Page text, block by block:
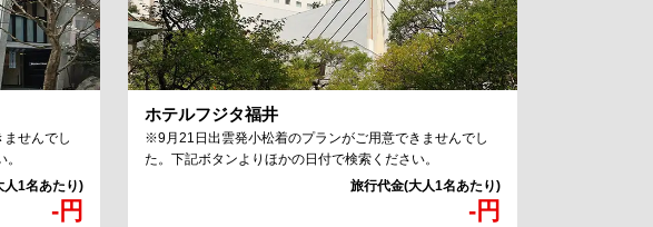
-円
せんでし
ホテルフジタ福井
-円
※9月21日出雲発小松着のプランがご用意できませんでし
た。下記ボタンよりほかの日付で検索ください。